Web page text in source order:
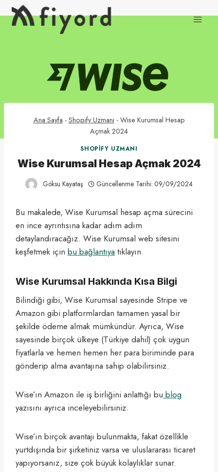
Skip
to
Ana Sayfa - Shopify Uzmanı - Wise Kurumsal Hesap
Açmak 2024
SHOPIFY UZMANI
Wise Kurumsal Hesap Açmak 2024
Göksu Kayataş Güncellenme Tarihi: 09/09/2024
Bu makalede, Wise Kurumsal hesap açma sürecini
en ince ayrıntısına kadar adım adım
detaylandıracağız. Wise Kurumsal web sitesini
keşfetmek için bu bağlantıya tıklayın.
Wise Kurumsal Hakkında Kısa Bilgi
Bilindiği gibi, Wise Kurumsal sayesinde Stripe ve
Amazon gibi platformlardan tamamen yasal bir
şekilde ödeme almak mümkündür. Ayrıca, Wise
sayesinde birçok ülkeye (Türkiye dahil) çok uygun
fiyatlarla ve hemen hemen her para biriminde para
gönderip alma avantajına sahip olabilirsiniz.
Wise’ın Amazon ile iş birliğini anlattığı bu blog
yazısını ayrıca inceleyebilirsiniz.
Wise’ın birçok avantajı bulunmakta, fakat özellikle
yurtdışında bir şirketiniz varsa ve uluslararası ticaret
yapıyorsanız, size çok büyük kolaylıklar sunar.